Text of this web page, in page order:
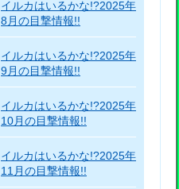
イルカはいるかな!?2025年
8月の目撃情報!!
イルカはいるかな!?2025年
9月の目撃情報!!
イルカはいるかな!?2025年
10月の目撃情報!!
イルカはいるかな!?2025年
11月の目撃情報!!